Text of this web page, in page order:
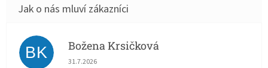
BK Božena Krsičková
Hodnocení obchodu je 5 z 5 hvězdiček.
31.7.2026